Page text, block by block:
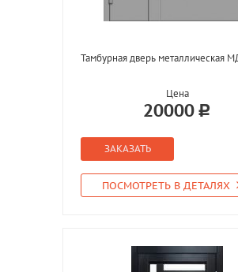
Тамбурная дверь металлическая
Цена
20000
ЗАКАЗАТЬ
ПОСМОТРЕТЬ В ДЕТАЛЯХ